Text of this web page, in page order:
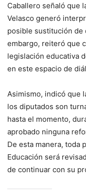
Caballero señaló que
Velasco generó
posible sustitución de
embargo, reiteró que
legislación educativa
en este espacio de
Asimismo, indicó que
los diputados son
hasta el momento,
aprobado ninguna
De esta manera, toda
Educación será
de continuar con su